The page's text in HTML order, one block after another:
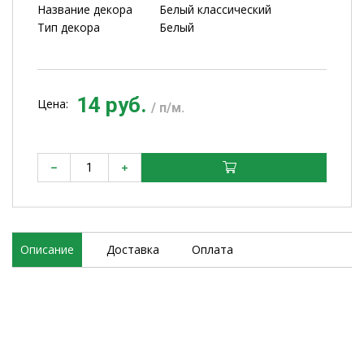
Название декора
Белый классический
Тип декора
Белый
Цена: 14 руб. / п/м.
Описание Доставка Оплата